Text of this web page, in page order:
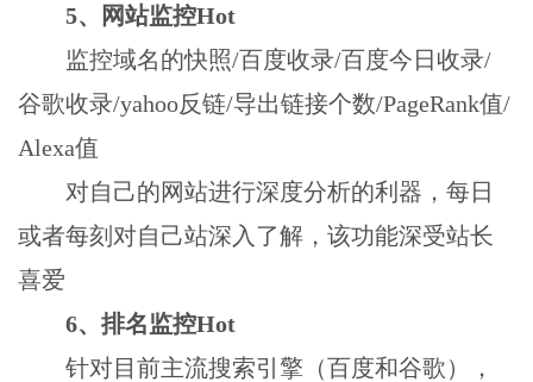
5、网站监控Hot
监控域名的快照/百度收录/百度今日收录/
谷歌收录/yahoo反链/导出链接个数/PageRank值/
Alexa值
对自己的网站进行深度分析的利器，每日
或者每刻对自己站深入了解，该功能深受站长
喜爱
6、排名监控Hot
针对目前主流搜索引擎（百度和谷歌），